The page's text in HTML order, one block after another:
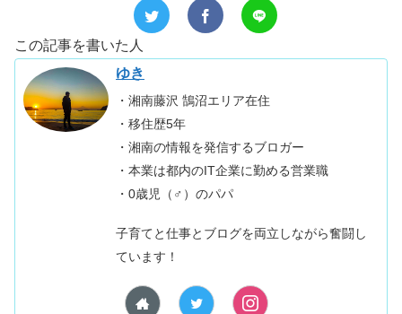
この記事を書いた人
ゆき
・湘南藤沢 鵠沼エリア在住
・移住歴5年
・湘南の情報を発信するブロガー
・本業は都内のIT企業に勤める営業職
・0歳児（♂）のパパ
子育てと仕事とブログを両立しながら奮闘し
ています！